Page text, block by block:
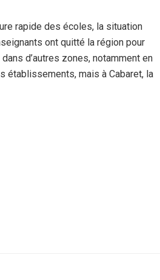
rapide des écoles, la situation
ont quitté la région pour
d’autres zones, notamment en
établissements, mais à Cabaret, la